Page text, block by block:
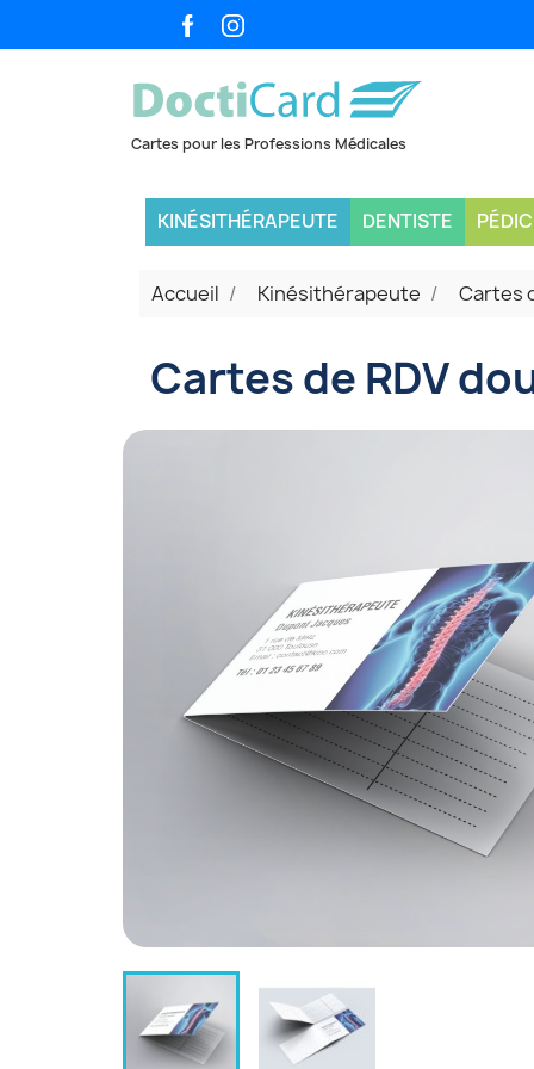
KINÉSITHÉRAPEUTE DENTISTE
Accueil Kinésithérapeute Cartes
Cartes de RDV